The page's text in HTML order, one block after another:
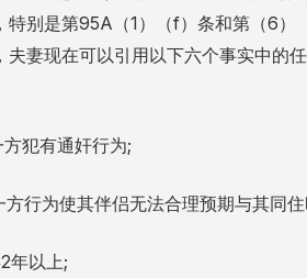
特别是第95A（1）（f）条和第（6）
夫妻现在可以引用以下六个事实中的
方犯有通奸行为;
方行为使其伴侣无法合理预期与其同
2年以上;